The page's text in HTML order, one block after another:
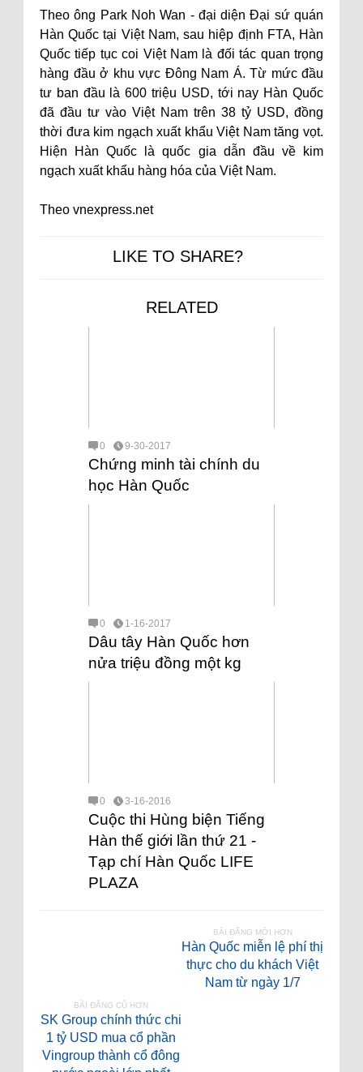
Theo ông Park Noh Wan - đại diện Đại sứ quán
Hàn Quốc tại Việt Nam, sau hiệp định FTA, Hàn
Quốc tiếp tục coi Việt Nam là đối tác quan trọng
hàng đầu ở khu vực Đông Nam Á. Từ mức đầu
tư ban đầu là 600 triệu USD, tới nay Hàn Quốc
đã đầu tư vào Việt Nam trên 38 tỷ USD, đồng
thời đưa kim ngạch xuất khẩu Việt Nam tăng vọt.
Hiện Hàn Quốc là quốc gia dẫn đầu về kim
ngạch xuất khẩu hàng hóa của Việt Nam.
Theo vnexpress.net
LIKE TO SHARE?
RELATED
0 9-30-2017
Chứng minh tài chính du
học Hàn Quốc
0 1-16-2017
Dâu tây Hàn Quốc hơn
nửa triệu đồng một kg
0 3-16-2016
Cuộc thi Hùng biện Tiếng
Hàn thế giới lần thứ 21 -
Tạp chí Hàn Quốc LIFE
PLAZA
BÀI ĐĂNG MỚI HƠN
Hàn Quốc miễn lệ phí thị
thực cho du khách Việt
Nam từ ngày 1/7
BÀI ĐĂNG CŨ HƠN
SK Group chính thức chi
1 tỷ USD mua cổ phần
Vingroup thành cổ đông